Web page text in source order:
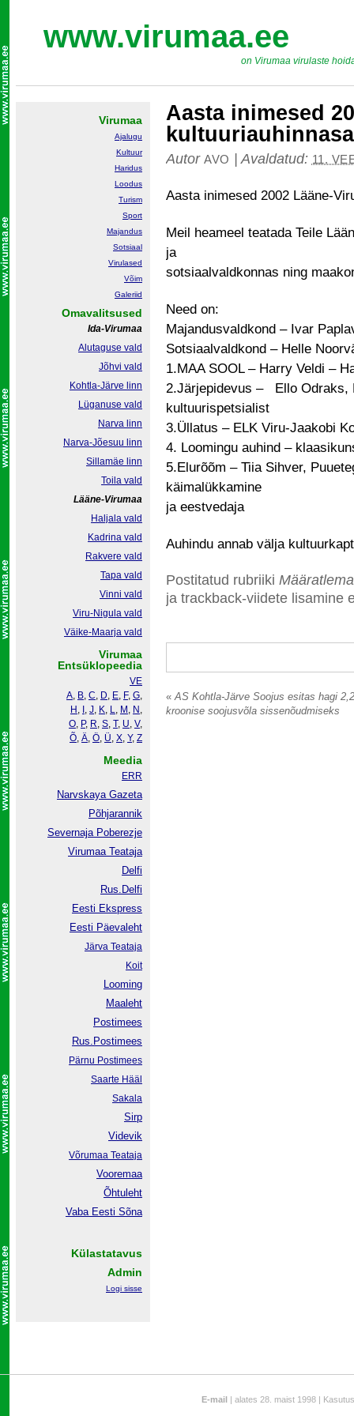
www.virumaa.ee
on Virumaa virulaste
Aasta inimesed
Autor AVO |Avaldatud: 11.
Aasta inimesed 2002 Lääne-
Meil heameel teatada Teile
ja
sotsiaalvaldkonnas ning
Need on:
Majandusvaldkond – Ivar
Sotsiaalvaldkond – Helle
1.MAA SOOL – Harry Veldi –
2.Järjepidevus – Ello Odraks,
kultuurispetsialist
3.Üllatus – ELK Viru-Jaakobi
4. Loomingu auhind –
5.Elurõõm – Tiia Sihver,
käimalükkamine
ja eestvedaja
Auhindu annab välja
Postitatud rubriiki
ja trackback-viidete lisamine
« AS Kohtla-Järve Soojus esitas hagi
kroonise soojusvõla sissenõudmiseks
Virumaa
Ajalugu
Kultuur
Haridus
Loodus
Turism
Sport
Majandus
Sotsiaal
Virulased
Võim
Galeriid
Omavalitsused
Ida-Virumaa
Alutaguse vald
Jõhvi vald
Kohtla-Järve linn
Lüganuse vald
Narva linn
Narva-Jõesuu linn
Sillamäe linn
Toila vald
Lääne-Virumaa
Haljala vald
Kadrina vald
Rakvere vald
Tapa vald
Vinni vald
Viru-Nigula vald
Väike-Maarja vald
Virumaa
Entsüklopeedia
VE
A, B, C, D, E, F, G,
H , , J, K, L, M , N ,
O, P, R, S, T, U, V,
Õ, Ä, Ö, Ü, X, Y, Z
Meedia
ERR
Narvskaya Gazeta
Põhjarannik
Severnaja Poberezje
Virumaa Teataja
Delfi
Rus.Delfi
Eesti Ekspress
Eesti Päevaleht
Järva Teataja
Koit
Looming
Maaleht
Postimees
Rus.Postimees
Pärnu Postimees
Saarte Hääl
Sakala
Sirp
Videvik
Võrumaa Teataja
Vooremaa
Õhtuleht
Vaba Eesti Sõna
Külastatavus
Admin
Logi sisse
E-mail | alates 28. maist 1998 |